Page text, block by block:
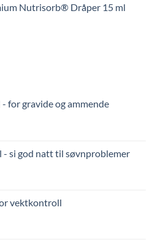
Nutrisorb® Dråper 15 ml
- for gravide og ammende
si god natt til søvnproblemer
vektkontroll